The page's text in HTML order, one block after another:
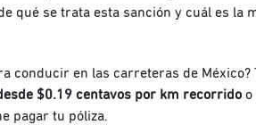
qué se trata esta sanción y cuál es la
conducir en las carreteras de México?
$0.19 centavos por km recorrido o
pagar tu póliza.